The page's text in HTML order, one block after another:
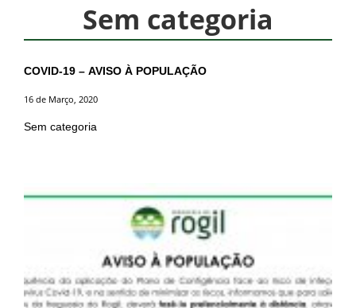
Sem categoria
COVID-19 – AVISO À POPULAÇÃO
16 de Março, 2020
Sem categoria